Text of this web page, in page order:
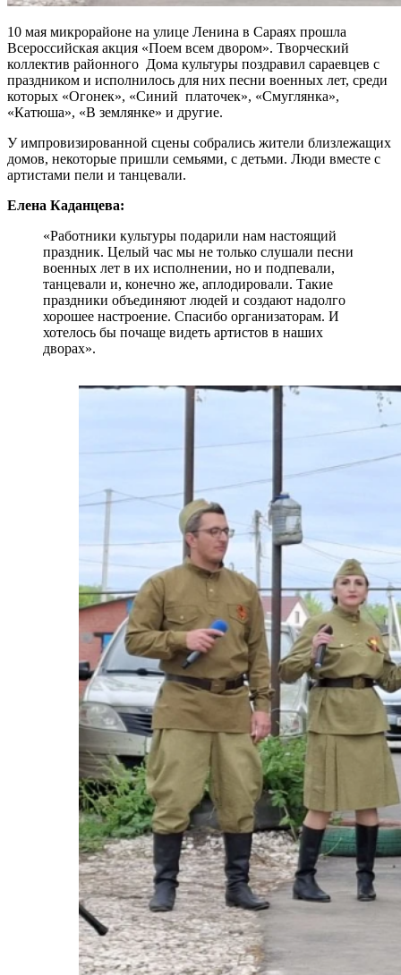
10 мая микрорайоне на улице Ленина в Сараях прошла
Всероссийская акция «Поем всем двором». Творческий
коллектив районного Дома культуры поздравил сараевцев с
праздником и исполнилось для них песни военных лет, среди
которых «Огонек», «Синий платочек», «Смуглянка»,
«Катюша», «В землянке» и другие.
У импровизированной сцены собрались жители близлежащих
домов, некоторые пришли семьями, с детьми. Люди вместе с
артистами пели и танцевали.
Елена Каданцева:
«Работники культуры подарили нам настоящий
праздник. Целый час мы не только слушали песни
военных лет в их исполнении, но и подпевали,
танцевали и, конечно же, аплодировали. Такие
праздники объединяют людей и создают надолго
хорошее настроение. Спасибо организаторам. И
хотелось бы почаще видеть артистов в наших
дворах».